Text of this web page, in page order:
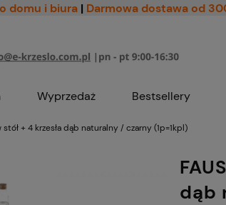
domu i biura | Darmowa dostawa od
Wyprzedaż Bestsellery
stół + 4 krzesła dąb naturalny / czarny (1p=1kpl)
dąb